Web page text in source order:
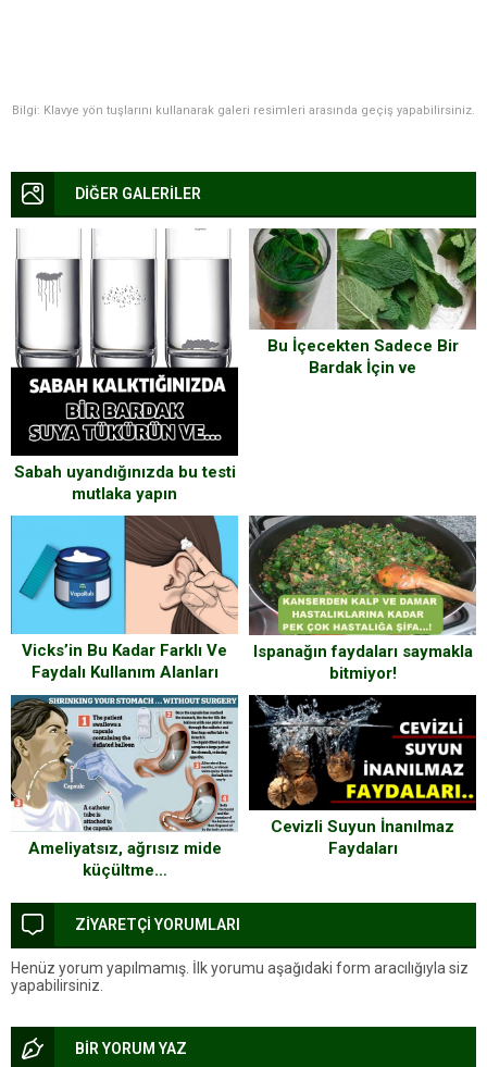
Bilgi: Klavye yön tuşlarını kullanarak galeri resimleri arasında geçiş yapabilirsiniz.
DİĞER GALERİLER
Sabah uyandığınızda bu testi
mutlaka yapın
Bu İçecekten Sadece Bir
Bardak İçin ve
Vicks’in Bu Kadar Farklı Ve
Faydalı Kullanım Alanları
Olduğunu Biliyor muydunuz?
Ispanağın faydaları saymakla
bitmiyor!
Ameliyatsız, ağrısız mide
küçültme…
Cevizli Suyun İnanılmaz
Faydaları
ZİYARETÇİ YORUMLARI
Henüz yorum yapılmamış. İlk yorumu aşağıdaki form aracılığıyla siz
yapabilirsiniz.
BİR YORUM YAZ